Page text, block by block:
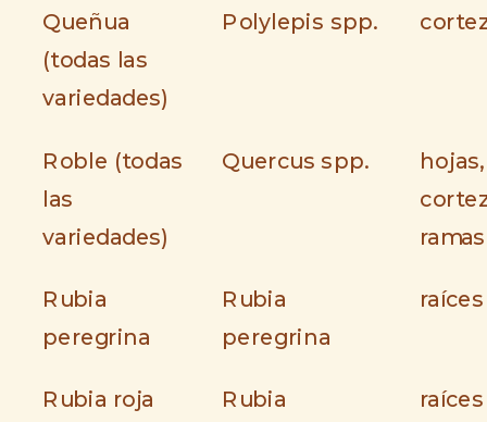
Queñua
(todas las
variedades)
Polylepis spp.
Roble (todas
las
variedades)
Quercus spp.
hojas,
ramas
Rubia
peregrina
Rubia
peregrina
raíces
Rubia roja
Rubia
raíces